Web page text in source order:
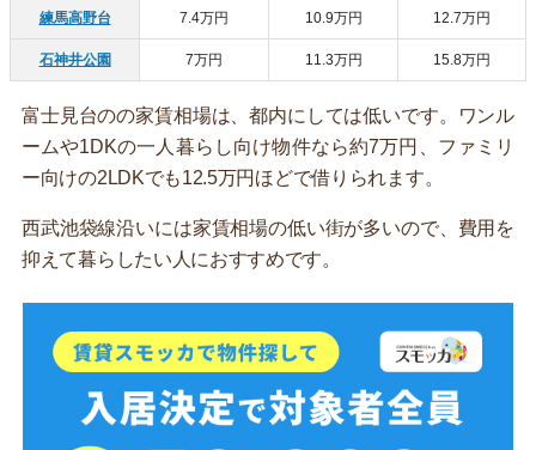
練馬高野台 7.4万円 10.9万円 12.7万円
石神井公園 7万円 11.3万円 15.8万円
富士見台のの家賃相場は、都内にしては低いです。ワンル
ームや1DKの一人暮らし向け物件なら約7万円、ファミリ
ー向けの2LDKでも12.5万円ほどで借りられます。
西武池袋線沿いには家賃相場の低い街が多いので、費用を
抑えて暮らしたい人におすすめです。